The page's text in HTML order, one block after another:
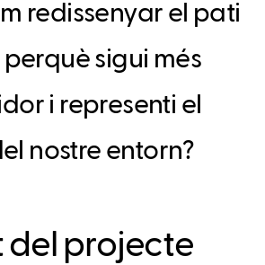
redissenyar el pati
perquè sigui més
i representi el
nostre entorn?
del projecte